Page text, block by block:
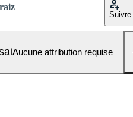
Suivre
Aucune attribution requise